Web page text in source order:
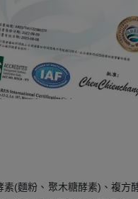
(麵粉、聚木糖酵素)、複